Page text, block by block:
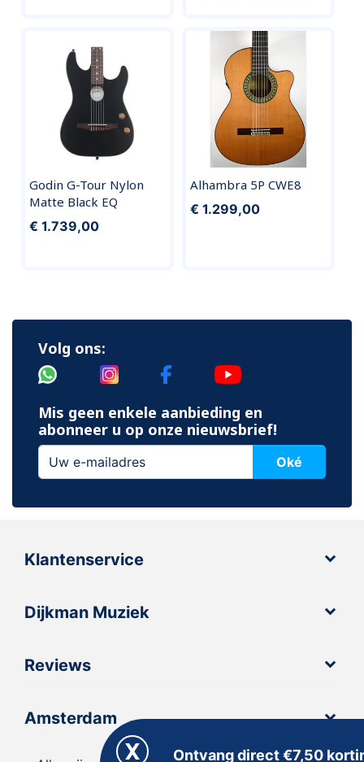
Godin G-Tour Nylon
Matte Black EQ
€ 1.739,00
Alhambra 5P CWE8
€ 1.299,00
Volg ons:
Mis geen enkele aanbieding en
abonneer u op onze nieuwsbrief!
Oké
Klantenservice
Dijkman Muziek
Reviews
Amsterdam
Ontvang direct €7,50